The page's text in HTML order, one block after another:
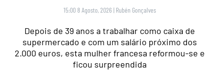
15:00 8 Agosto, 2026 | Rubén Gonçalves
Depois de 39 anos a trabalhar como caixa de
supermercado e com um salário próximo dos
2.000 euros, esta mulher francesa reformou-se e
ficou surpreendida